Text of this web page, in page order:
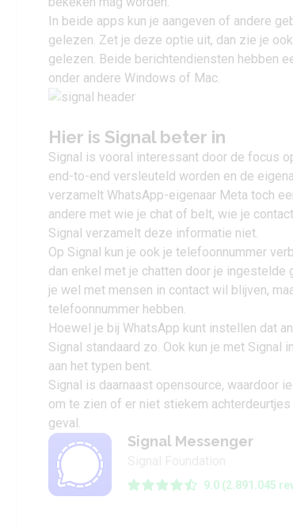
In beide apps kun je aangeven of andere
gelezen. Zet je deze optie uit, dan zie je
gelezen. Beide berichtendiensten hebben
onder andere Windows of Mac.
Hier is Signal beter in
Signal is vooral interessant door de focus
end-to-end versleuteld worden en de
verzamelt WhatsApp-eigenaar Meta toch
andere met wie je chat of belt, wie je
Signal verzamelt deze informatie niet.
Op Signal kun je ook je telefoonnummer
dan enkel met je chatten door je
je wel met mensen in contact wil blijven,
telefoonnummer hebben.
Hoewel je bij WhatsApp kunt instellen dat
Signal standaard zo. Ook kun je met
aan het typen bent.
Signal is daarnaast opensource, waardoor
om te zien of er niet stiekem
geval.
Signal Messenger
9.0 (2.891.045